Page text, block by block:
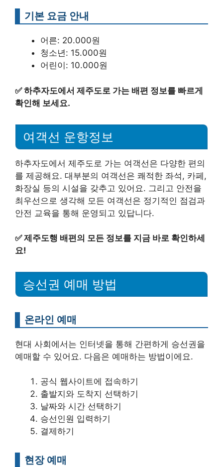
기본 요금 안내
어른: 20.000원
청소년: 15.000원
어린이: 10.000원
✅하추자도에서 제주도로 가는 배편 정보를 빠르게
확인해 보세요.
여객선 운항정보
하추자도에서 제주도로 가는 여객선은 다양한 편의
를 제공해요. 대부분의 여객선은 쾌적한 좌석, 카페,
화장실 등의 시설을 갖추고 있어요. 그리고 안전을
최우선으로 생각해 모든 여객선은 정기적인 점검과
안전 교육을 통해 운영되고 있답니다.
✅제주도행 배편의 모든 정보를 지금 바로 확인하세
요!
승선권 예매 방법
온라인 예매
현대 사회에서는 인터넷을 통해 간편하게 승선권을
예매할 수 있어요. 다음은 예매하는 방법이에요.
공식 웹사이트에 접속하기
출발지와 도착지 선택하기
날짜와 시간 선택하기
승선인원 입력하기
결제하기
현장 예매